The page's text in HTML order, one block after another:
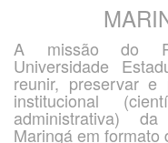
A missão do
Universidade
reunir, preservar
institucional
administrativa)
Maringá em formato